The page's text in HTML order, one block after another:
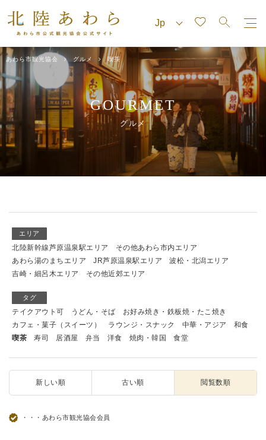
あわら市観光協会 グルメ 喫茶
GOURMET
グルメ
エリア
北陸新幹線芦原温泉駅エリア
その他あわら市内エリア
あわら湯のまちエリア
JR芦原温泉駅エリア
波松・北潟エリア
吉崎・細呂木エリア
その他近郊エリア
タグ
テイクアウト可 うどん・そば
お好み焼き・鉄板焼・たこ焼き
カフェ・菓子（スイーツ）
ラウンジ・スナック 中華・アジア
和食
喫茶
寿司 居酒屋 弁当 洋食 焼肉・韓国 食堂
新しい順 古い順 閲覧数順
・・・あわら市観光協会会員